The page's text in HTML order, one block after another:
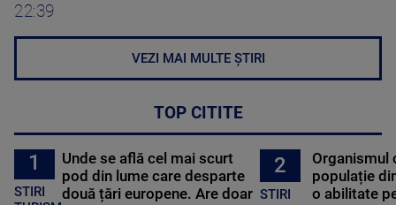
22:39
VEZI MAI MULTE ȘTIRI
TOP CITITE
1
STIRI
Unde se află cel mai scurt
pod din lume care desparte
două țări europene. Are doar
2
STIRI
Organismul
populație
o abilitate